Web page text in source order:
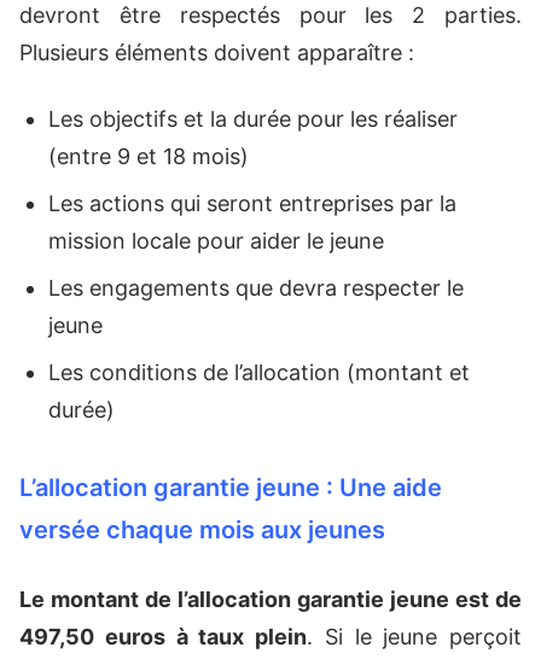
devront être respectés pour les 2 parties.
Plusieurs éléments doivent apparaître :
Les objectifs et la durée pour les réaliser
(entre 9 et 18 mois)
Les actions qui seront entreprises par la
mission locale pour aider le jeune
Les engagements que devra respecter le
jeune
Les conditions de l’allocation (montant et
durée)
L’allocation garantie jeune : Une aide
versée chaque mois aux jeunes
Le montant de l’allocation garantie jeune est de
497,50 euros à taux plein. Si le jeune perçoit